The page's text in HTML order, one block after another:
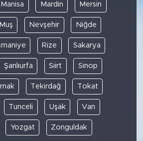
Manisa Mardin Mersin
Muş Nevşehir Niğde
Rize Sakarya
Şanlıurfa Siirt Sinop
Tekirdağ Tokat
Tunceli Uşak Van
Yozgat Zonguldak